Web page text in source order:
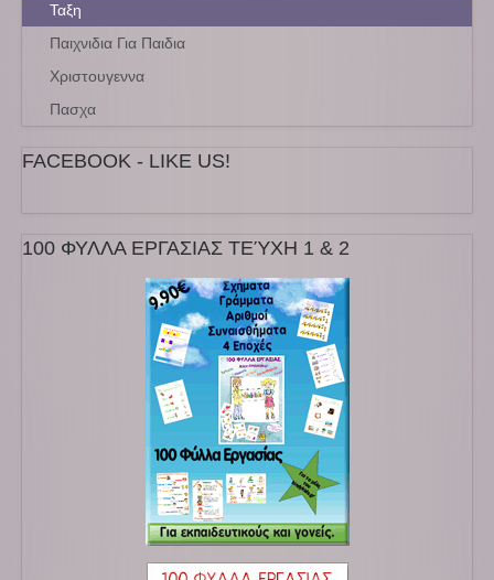
Ταξη
Παιχνιδια Για Παιδια
Χριστουγεννα
Πασχα
FACEBOOK - LIKE US!
100 ΦΥΛΛΑ ΕΡΓΑΣΙΑΣ ΤΕΎΧΗ 1 & 2